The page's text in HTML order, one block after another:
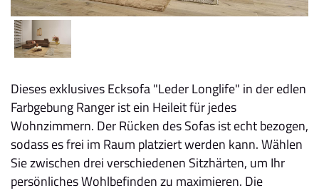
Dieses exklusives Ecksofa "Leder Longlife" in der edlen
Farbgebung Ranger ist ein Heileit für jedes
Wohnzimmern. Der Rücken des Sofas ist echt bezogen,
sodass es frei im Raum platziert werden kann. Wählen
Sie zwischen drei verschiedenen Sitzhärten, um Ihr
persönliches Wohlbefinden zu maximieren. Die